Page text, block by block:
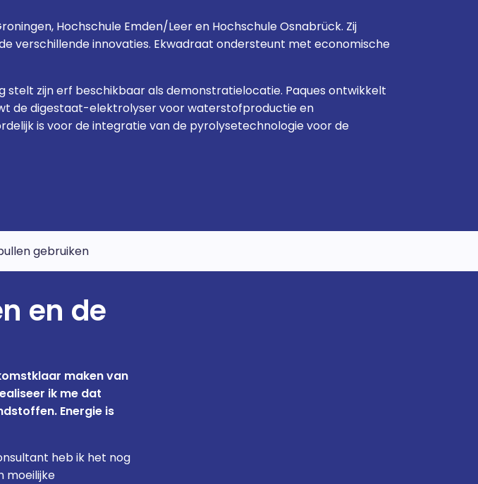
Hochschule Emden/Leer en Hochschule Osnabrück. Zij
verschillende innovaties. Ekwadraat ondersteunt met economische
stelt zijn erf beschikbaar als demonstratielocatie. Paques ontwikkelt
de digestaat-elektrolyser voor waterstofproductie en
is voor de integratie van de pyrolysetechnologie voor de
gebruiken
en de
maken van
ik me dat
Energie is
heb ik het nog
moeilijke